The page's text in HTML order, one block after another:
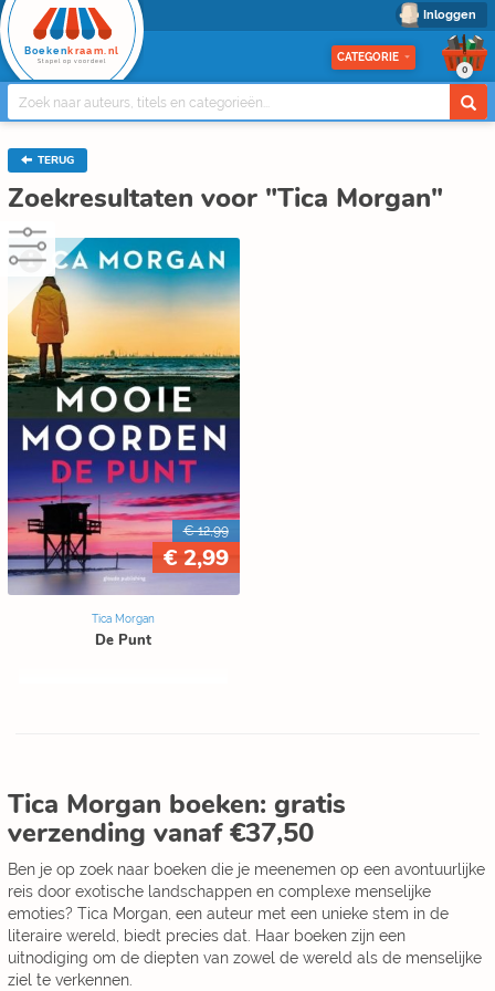
Inloggen
Boeken kraam.nl
Stapel op voordeel CATEGORIE
0
TERUG
Zoekresultaten voor "Tica Morgan"
€ 12,99
€ 2,99
Tica Morgan
De Punt
Tica Morgan boeken: gratis
verzending vanaf €37,50
Ben je op zoek naar boeken die je meenemen op een avontuurlijke
reis door exotische landschappen en complexe menselijke
emoties? Tica Morgan, een auteur met een unieke stem in de
literaire wereld, biedt precies dat. Haar boeken zijn een
uitnodiging om de diepten van zowel de wereld als de menselijke
ziel te verkennen.